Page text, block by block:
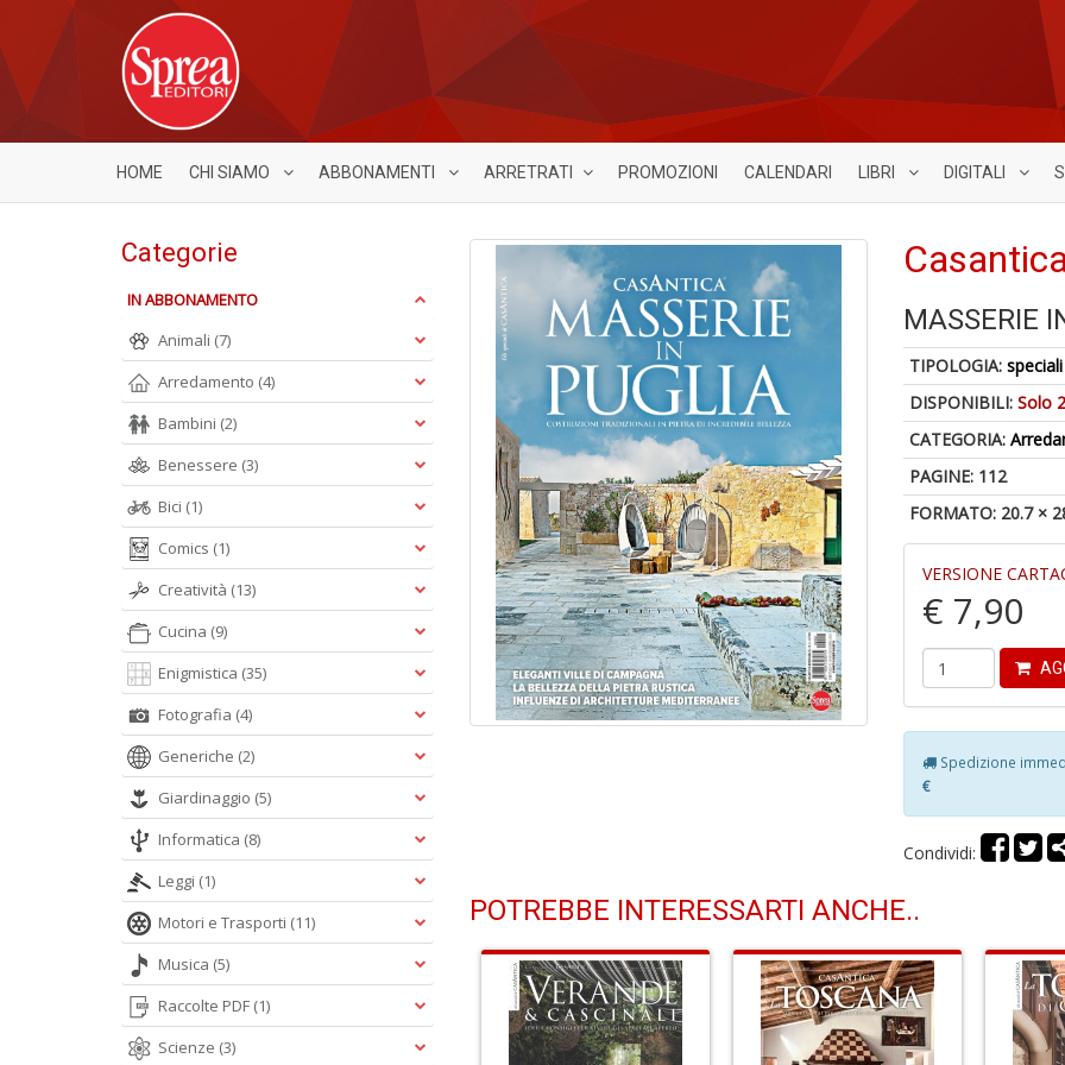
HOME CHI SIAMO ABBONAMENTI ARRETRATI PROMOZIONI CALENDARI LIBRI DIGITALI
MASSERIE
TIPOLOGIA:speciali
DISPONIBILI:Solo
CATEGORIA:
PAGINE: 112
FORMATO: 20.7 ×
VERSIONE
€ 7,90
Spedizione
€
Condividi:
POTREBBE INTERESSARTI ANCHE..
Categorie
IN ABBONAMENTO
Animali (7)
Arredamento (4)
Bambini (2)
Benessere (3)
Bici (1)
Comics (1)
Creatività (13)
Cucina (9)
Enigmistica (35)
Fotografia (4)
Generiche (2)
Giardinaggio (5)
Informatica (8)
Leggi (1)
Motori e Trasporti (11)
Musica (5)
Raccolte PDF (1)
Scienze (3)